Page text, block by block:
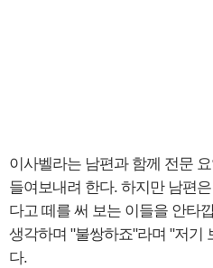
이사벨라는 남편과 함께 전문
들여보내려 한다. 하지만 남편
다고 떼를 써 보는 이들을 안타
생각하며 "불쌍하죠"라며 "저기
다.